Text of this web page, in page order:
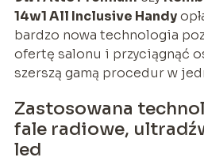
14w1 All Inclusive Handy
bardzo nowa technologia
ofertę salonu i przyciągnąć
szerszą gamą procedur w
Zastosowana
fale radiowe,
led